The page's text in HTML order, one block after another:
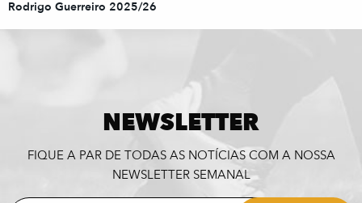
Rodrigo Guerreiro 2025/26
NEWSLETTER
FIQUE A PAR DE TODAS AS NOTÍCIAS COM A NOSSA
NEWSLETTER SEMANAL